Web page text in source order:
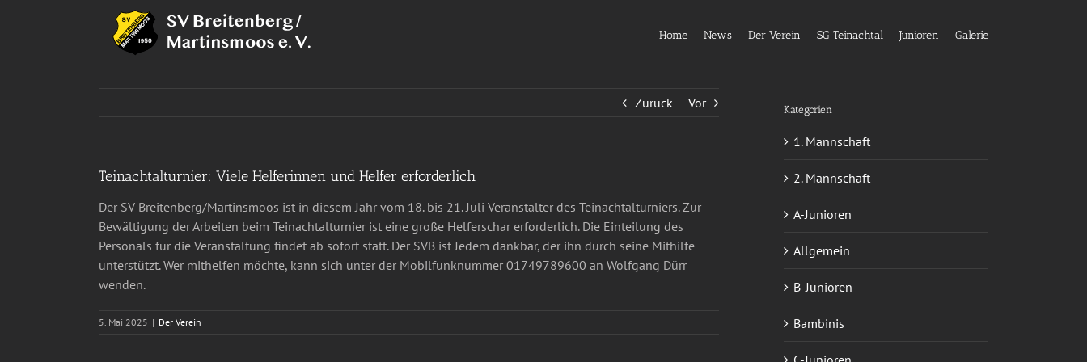
Home News Der Verein SG Teinachtal Junioren Galerie
Zurück Vor
Teinachtalturnier: Viele Helferinnen und Helfer erforderlich
Der SV Breitenberg/Martinsmoos ist in diesem Jahr vom 18. bis 21. Juli Veranstalter des Teinachtalturniers. Zur
Bewältigung der Arbeiten beim Teinachtalturnier ist eine große Helferschar erforderlich. Die Einteilung des
Personals für die Veranstaltung findet ab sofort statt. Der SVB ist Jedem dankbar, der ihn durch seine Mithilfe
unterstützt. Wer mithelfen möchte, kann sich unter der Mobilfunknummer 01749789600 an Wolfgang Dürr
wenden.
5. Mai 2025 | Der Verein
Kategorien
1. Mannschaft
2. Mannschaft
A-Junioren
Allgemein
B-Junioren
Bambinis